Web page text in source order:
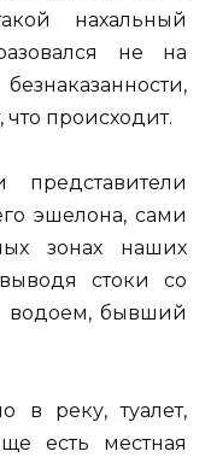
нахальный
не на
что происходит.
эшелона, сами
зонах наших
стоки со
водоем, бывший
в реку, туалет,
есть местная